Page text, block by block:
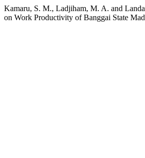
Kamaru, S. M., Ladjiham, M. A. and
on Work Productivity of Banggai State